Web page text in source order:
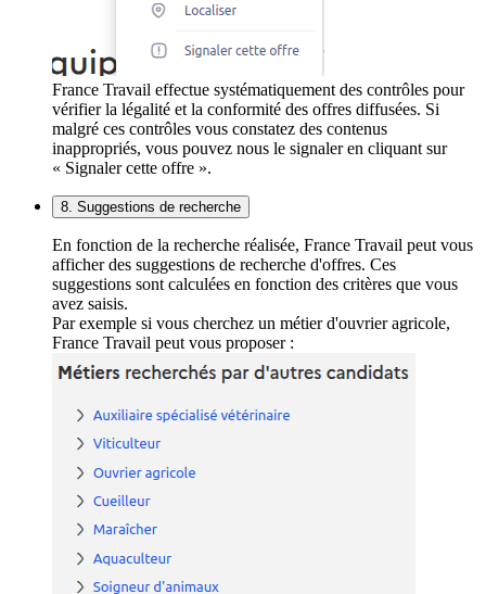
France Travail effectue systématiquement des contrôles pour
vérifier la légalité et la conformité des offres diffusées. Si
malgré ces contrôles vous constatez des contenus
inappropriés, vous pouvez nous le signaler en cliquant sur
« Signaler cette offre ».
8. Suggestions de recherche
En fonction de la recherche réalisée, France Travail peut vous
afficher des suggestions de recherche d'offres. Ces
suggestions sont calculées en fonction des critères que vous
avez saisis.
Par exemple si vous cherchez un métier d'ouvrier agricole,
France Travail peut vous proposer :